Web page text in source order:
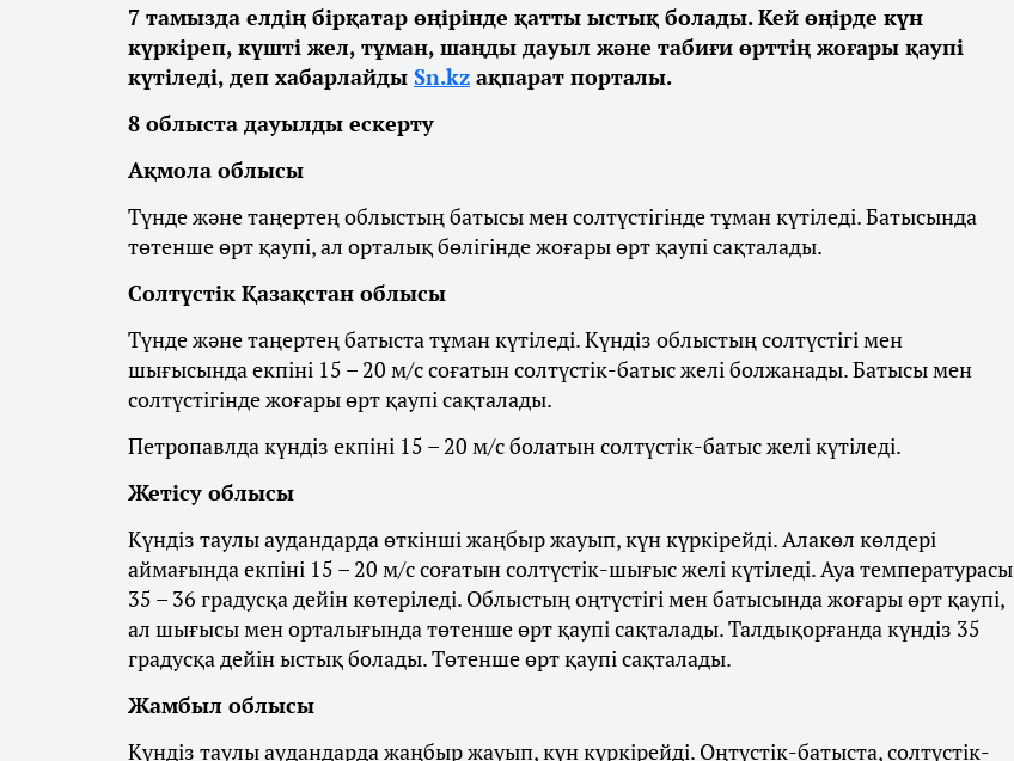
7 тамызда елдің бірқатар өңірінде қатты ыстық болады. Кей өңірде күн
күркіреп, күшті жел, тұман, шаңды дауыл және табиғи өрттің жоғары қаупі
күтіледі, деп хабарлайды Sn.kz ақпарат порталы.
8 облыста дауылды ескерту
Ақмола облысы
Түнде және таңертең облыстың батысы мен солтүстігінде тұман күтіледі. Батысында
төтенше өрт қаупі, ал орталық бөлігінде жоғары өрт қаупі сақталады.
Солтүстік Қазақстан облысы
Түнде және таңертең батыста тұман күтіледі. Күндіз облыстың солтүстігі мен
шығысында екпіні 15 – 20 м/с соғатын солтүстік-батыс желі болжанады. Батысы мен
солтүстігінде жоғары өрт қаупі сақталады.
Петропавлда күндіз екпіні 15 – 20 м/с болатын солтүстік-батыс желі күтіледі.
Жетісу облысы
Күндіз таулы аудандарда өткінші жаңбыр жауып, күн күркірейді. Алакөл көлдері
аймағында екпіні 15 – 20 м/с соғатын солтүстік-шығыс желі күтіледі. Ауа температурасы
35 – 36 градусқа дейін көтеріледі. Облыстың оңтүстігі мен батысында жоғары өрт қаупі,
ал шығысы мен орталығында төтенше өрт қаупі сақталады. Талдықорғанда күндіз 35
градусқа дейін ыстық болады. Төтенше өрт қаупі сақталады.
Жамбыл облысы
Күндіз таулы аудандарда жаңбыр жауып, күн күркірейді. Оңтүстік-батыста, солтүстік-